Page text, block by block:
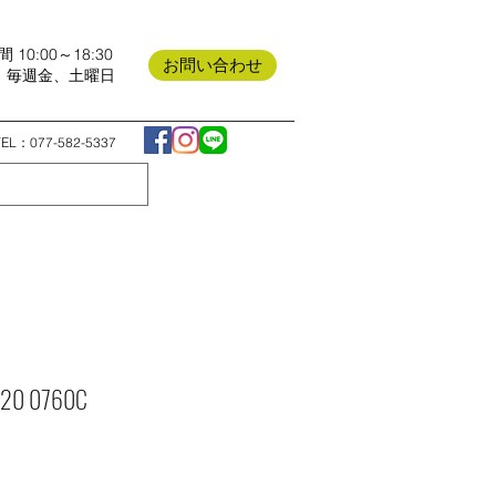
10:00～18:30
週金、土曜日
お問い合わせ
：077-582-5337
0760C